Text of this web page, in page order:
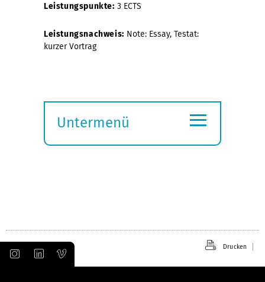
Leistungspunkte: 3 ECTS
Leistungsnachweis: Note: Essay, Testat:
kurzer Vortrag
Untermenü
≡
Drucken